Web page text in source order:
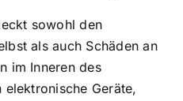
sowohl den
als auch Schäden an
im Inneren des
elektronische Geräte,